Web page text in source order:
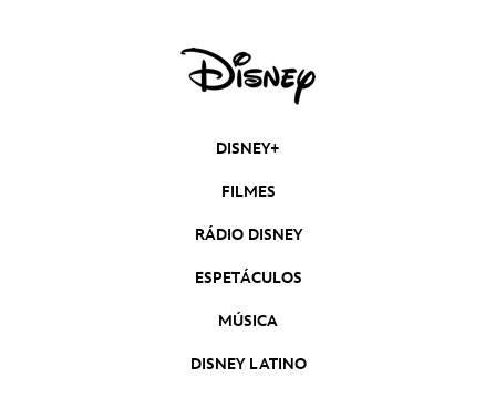
DISNEY+
FILMES
RÁDIO DISNEY
ESPETÁCULOS
MÚSICA
DISNEY LATINO